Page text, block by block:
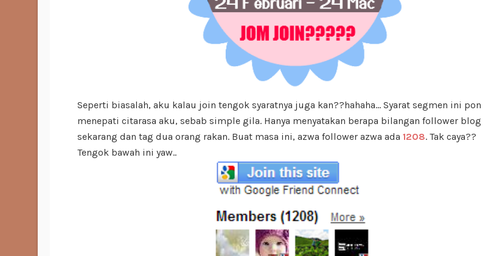
Seperti biasalah, aku kalau join tengok syaratnya juga kan??hahaha... Syarat segmen ini pon
menepati citarasa aku, sebab simple gila. Hanya menyatakan berapa bilangan follower blog
sekarang dan tag dua orang rakan. Buat masa ini, azwa follower azwa ada 1208. Tak caya??
Tengok bawah ini yaw..